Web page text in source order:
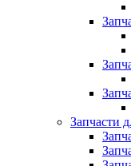
Запчасти